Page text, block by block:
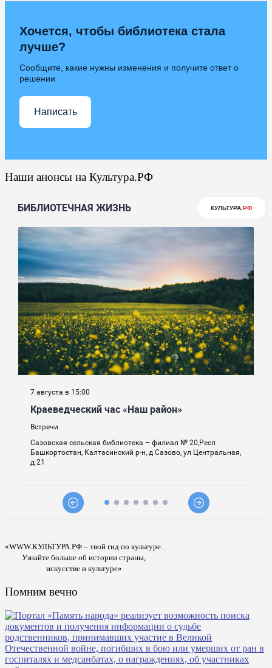
Хочется, чтобы библиотека стала
лучше?
Сообщите, какие нужны изменения и получите ответ о
решении
Написать
Наши анонсы на Культура.РФ
«WWW.КУЛЬТУРА.РФ – твой гид по культуре.
Узнайте больше об истории страны,
искусстве и культуре»
Помним вечно